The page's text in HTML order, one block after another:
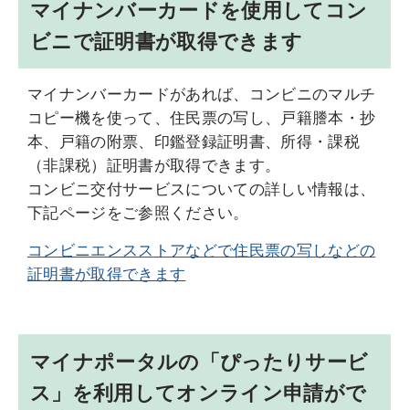
マイナンバーカードを使用してコン
ビニで証明書が取得できます
マイナンバーカードがあれば、コンビニのマルチ
コピー機を使って、住民票の写し、戸籍謄本・抄
本、戸籍の附票、印鑑登録証明書、所得・課税
（非課税）証明書が取得できます。
コンビニ交付サービスについての詳しい情報は、
下記ページをご参照ください。
コンビニエンスストアなどで住民票の写しなどの
証明書が取得できます
マイナポータルの「ぴったりサービ
ス」を利用してオンライン申請がで